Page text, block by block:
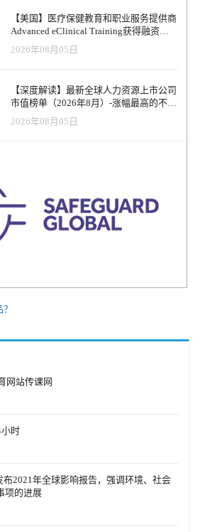
【美国】医疗保健教育和职业服务提供商
Advanced eClinical Training获得融资，
以加速医疗卫生人才队伍建设
2026年08月05日
【深度解读】最新全球人力资源上市公司
市值榜单（2026年8月）-涨幅最高的不是
AI软件，而是传统人力服务商
2026年08月05日
网站传课网
时
布2021年全球影响报告，强调环境、社会
项的进展